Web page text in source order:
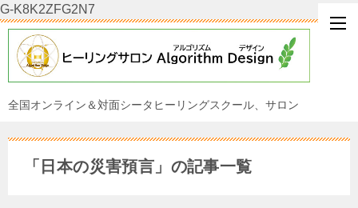
G-K8K2ZFG2N7
全国オンライン＆対面シータヒーリングスクール、サロン
「日本の災害預言」の記事一覧